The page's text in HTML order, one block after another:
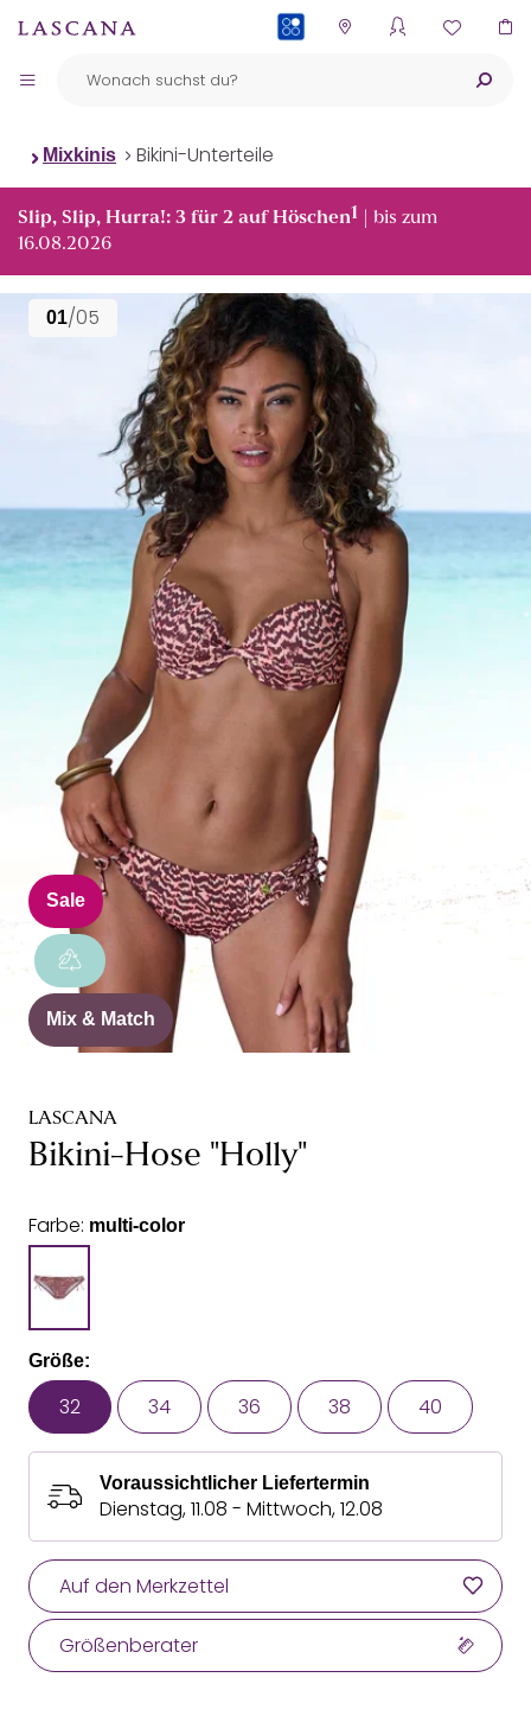
Mixkinis Bikini-Unterteile
Slip, Slip, Hurra!: 3 für 2 auf Höschen1 | bis zum
16.08.2026
01/05
Sale
Mix & Match
LASCANA
Bikini-Hose "Holly"
Farbe: multi-color
Größe:
32 34 36 38 40
Voraussichtlicher Liefertermin
Dienstag, 11.08 - Mittwoch, 12.08
Auf den Merkzettel
Größenberater